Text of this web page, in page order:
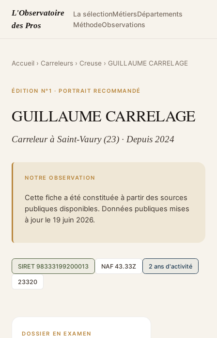
L'Observatoire
des Pros
La sélectionMétiersDépartements
MéthodeObservations
Accueil › Carreleurs › Creuse › GUILLAUME CARRELAGE
ÉDITION N°1 · PORTRAIT RECOMMANDÉ
GUILLAUME CARRELAGE
Carreleur à Saint-Vaury (23) · Depuis 2024
NOTRE OBSERVATION
Cette fiche a été constituée à partir des sources
publiques disponibles. Données publiques mises
à jour le 19 juin 2026.
SIRET 98333199200013 NAF 43.33Z 2 ans d'activité
23320
DOSSIER EN EXAMEN